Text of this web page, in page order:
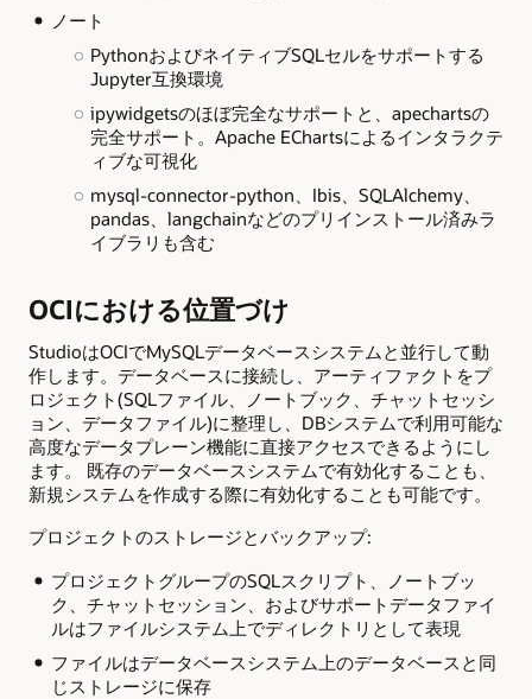
ノート
PythonおよびネイティブSQLセルをサポートする
Jupyter互換環境
ipywidgetsのほぼ完全なサポートと、apechartsの
完全サポート。Apache EChartsによるインタラクテ
ィブな可視化
mysql-connector-python、Ibis、SQLAlchemy、
pandas、langchainなどのプリインストール済みラ
イブラリも含む
OCIにおける位置づけ
StudioはOCIでMySQLデータベースシステムと並行して動
作します。データベースに接続し、アーティファクトをプ
ロジェクト(SQLファイル、ノートブック、チャットセッシ
ョン、データファイル)に整理し、DBシステムで利用可能な
高度なデータプレーン機能に直接アクセスできるようにし
ます。 既存のデータベースシステムで有効化することも、
新規システムを作成する際に有効化することも可能です。
プロジェクトのストレージとバックアップ:
プロジェクトグループのSQLスクリプト、ノートブッ
ク、チャットセッション、およびサポートデータファイ
ルはファイルシステム上でディレクトリとして表現
ファイルはデータベースシステム上のデータベースと同
じストレージに保存